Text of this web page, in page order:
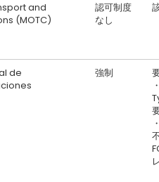
and
(MOTC)
認可制度
なし
de
強制